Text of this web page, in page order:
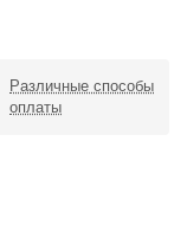
Различные способы
оплаты